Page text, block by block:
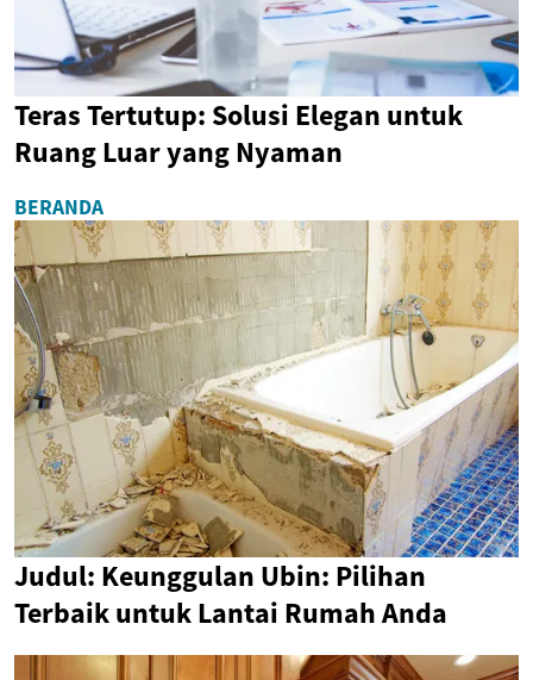
Teras Tertutup: Solusi Elegan untuk
Ruang Luar yang Nyaman
BERANDA
Judul: Keunggulan Ubin: Pilihan
Terbaik untuk Lantai Rumah Anda